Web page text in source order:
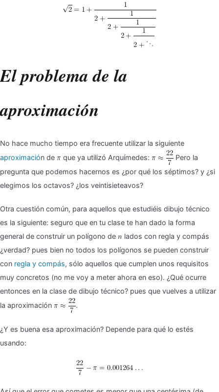
El problema de la
aproximación
No hace mucho tiempo era frecuente utilizar la siguiente
aproximación de que ya utilizó Arquímedes:
Pero la
pregunta que podemos hacernos es ¿por qué los séptimos? y ¿si
elegimos los octavos? ¿los veintisieteavos?
Otra cuestión común, para aquellos que estudiéis dibujo técnico
es la siguiente: seguro que en tu clase te han dado la forma
general de construir un polígono de
lados con regla y compás
¿verdad? pues bien no todos los polígonos se pueden construir
con regla y compás, sólo aquellos que cumplen unos requisitos
muy concretos (no me voy a meter ahora en eso). ¿Qué ocurre
entonces en la clase de dibujo técnico? pues que vuelves a utilizar
la aproximación
.
¿Y es buena esa aproximación? Depende para qué lo estés
usando: